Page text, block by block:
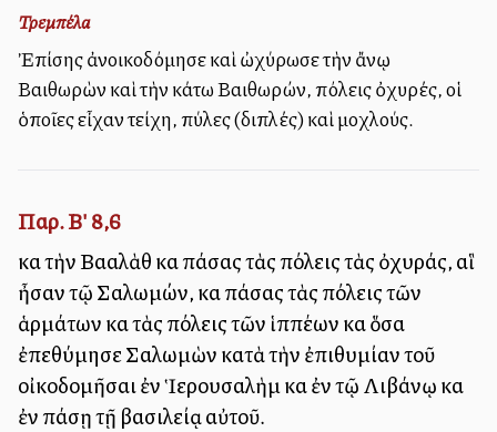
Τρεμπέλα
Ἐπίσης ἀνοικοδόμησε καὶ ὠχύρωσε τὴν ἄνῳ
Βαιθωρὼν καὶ τὴν κάτω Βαιθωρών, πόλεις ὀχυρές, οἱ
ὁποῖες εἶχαν τείχη, πύλες (διπλές) καὶ μοχλούς.
Παρ. Β' 8,6
καὶ τὴν Βααλὰθ καὶ πάσας τὰς πόλεις τὰς ὀχυράς, αἳ
ἦσαν τῷ Σαλωμών, καὶ πάσας τὰς πόλεις τῶν
ἁρμάτων καὶ τὰς πόλεις τῶν ἱππέων καὶ ὅσα
ἐπεθύμησε Σαλωμὼν κατὰ τὴν ἐπιθυμίαν τοῦ
οἰκοδομῆσαι ἐν Ἱερουσαλὴμ καὶ ἐν τῷ Λιβάνῳ καὶ
ἐν πάσῃ τῇ βασιλείᾳ αὐτοῦ.